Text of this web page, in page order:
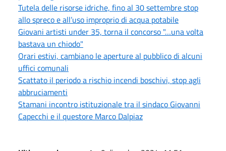
Tutela delle risorse idriche, fino al 30 settembre stop
allo spreco e all’uso improprio di acqua potabile
Giovani artisti under 35, torna il concorso "…una volta
bastava un chiodo"
Orari estivi, cambiano le aperture al pubblico di alcuni
uffici comunali
Scattato il periodo a rischio incendi boschivi, stop agli
abbruciamenti
Stamani incontro istituzionale tra il sindaco Giovanni
Capecchi e il questore Marco Dalpiaz